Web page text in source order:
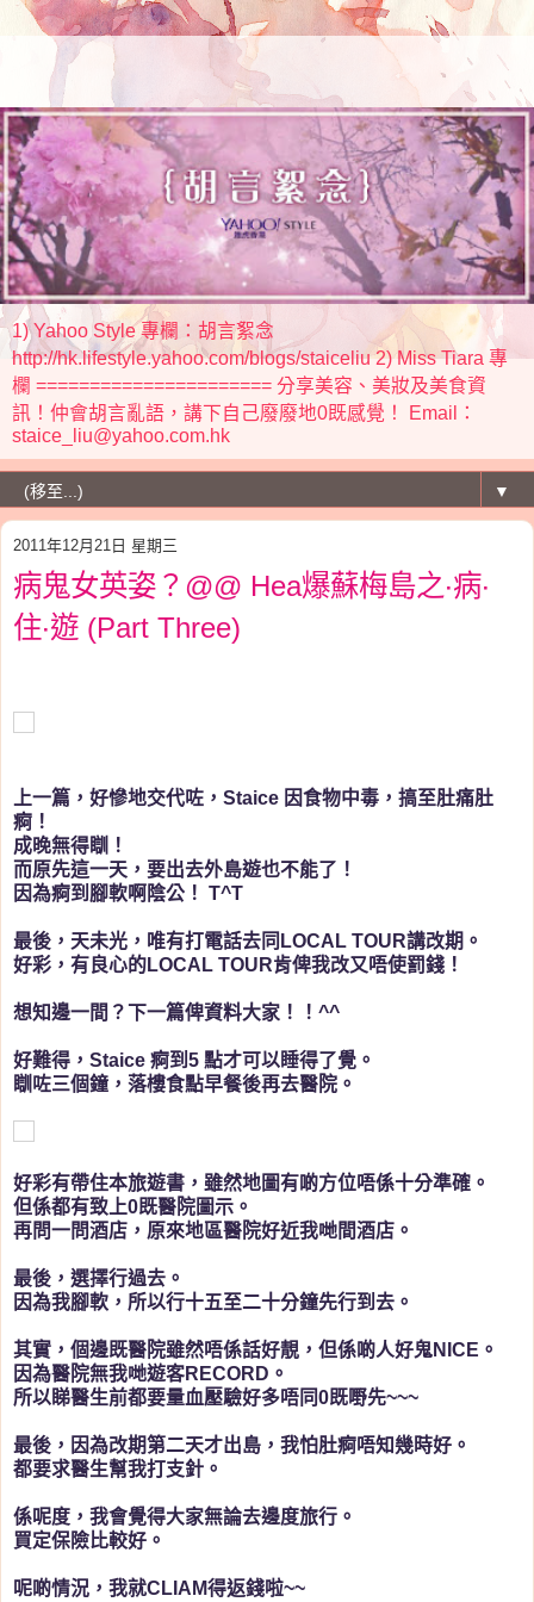
1) Yahoo Style 專欄：胡言絮念
http://hk.lifestyle.yahoo.com/blogs/staiceliu 2) Miss Tiara 專
欄 ====================== 分享美容、美妝及美食資
訊！仲會胡言亂語，講下自己廢廢地0既感覺！ Email：
staice_liu@yahoo.com.hk
▼
2011年12月21日 星期三
病鬼女英姿？@@ Hea爆蘇梅島之‧病‧
住‧遊 (Part Three)
上一篇，好慘地交代咗，Staice 因食物中毒，搞至肚痛肚
痾！
成晚無得瞓！
而原先這一天，要出去外島遊也不能了！
因為痾到腳軟啊陰公！ T^T
最後，天未光，唯有打電話去同LOCAL TOUR講改期。
好彩，有良心的LOCAL TOUR肯俾我改又唔使罰錢！
想知邊一間？下一篇俾資料大家！！^^
好難得，Staice 痾到5 點才可以睡得了覺。
瞓咗三個鐘，落樓食點早餐後再去醫院。
好彩有帶住本旅遊書，雖然地圖有啲方位唔係十分準確。
但係都有致上0既醫院圖示。
再問一問酒店，原來地區醫院好近我哋間酒店。
最後，選擇行過去。
因為我腳軟，所以行十五至二十分鐘先行到去。
其實，個邊既醫院雖然唔係話好靚，但係啲人好鬼NICE。
因為醫院無我哋遊客RECORD。
所以睇醫生前都要量血壓驗好多唔同0既嘢先~~~
最後，因為改期第二天才出島，我怕肚痾唔知幾時好。
都要求醫生幫我打支針。
係呢度，我會覺得大家無論去邊度旅行。
買定保險比較好。
呢啲情況，我就CLIAM得返錢啦~~